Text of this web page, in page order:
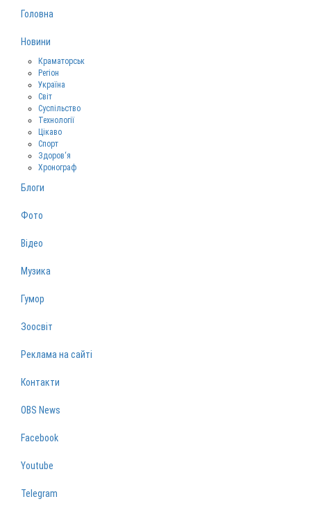
Головна
Новини
Краматорськ
Регіон
Україна
Світ
Суспільство
Технології
Цікаво
Спорт
Здоров‘я
Хронограф
Блоги
Фото
Відео
Музика
Гумор
Зоосвіт
Реклама на сайті
Контакти
OBS News
Facebook
Youtube
Telegram